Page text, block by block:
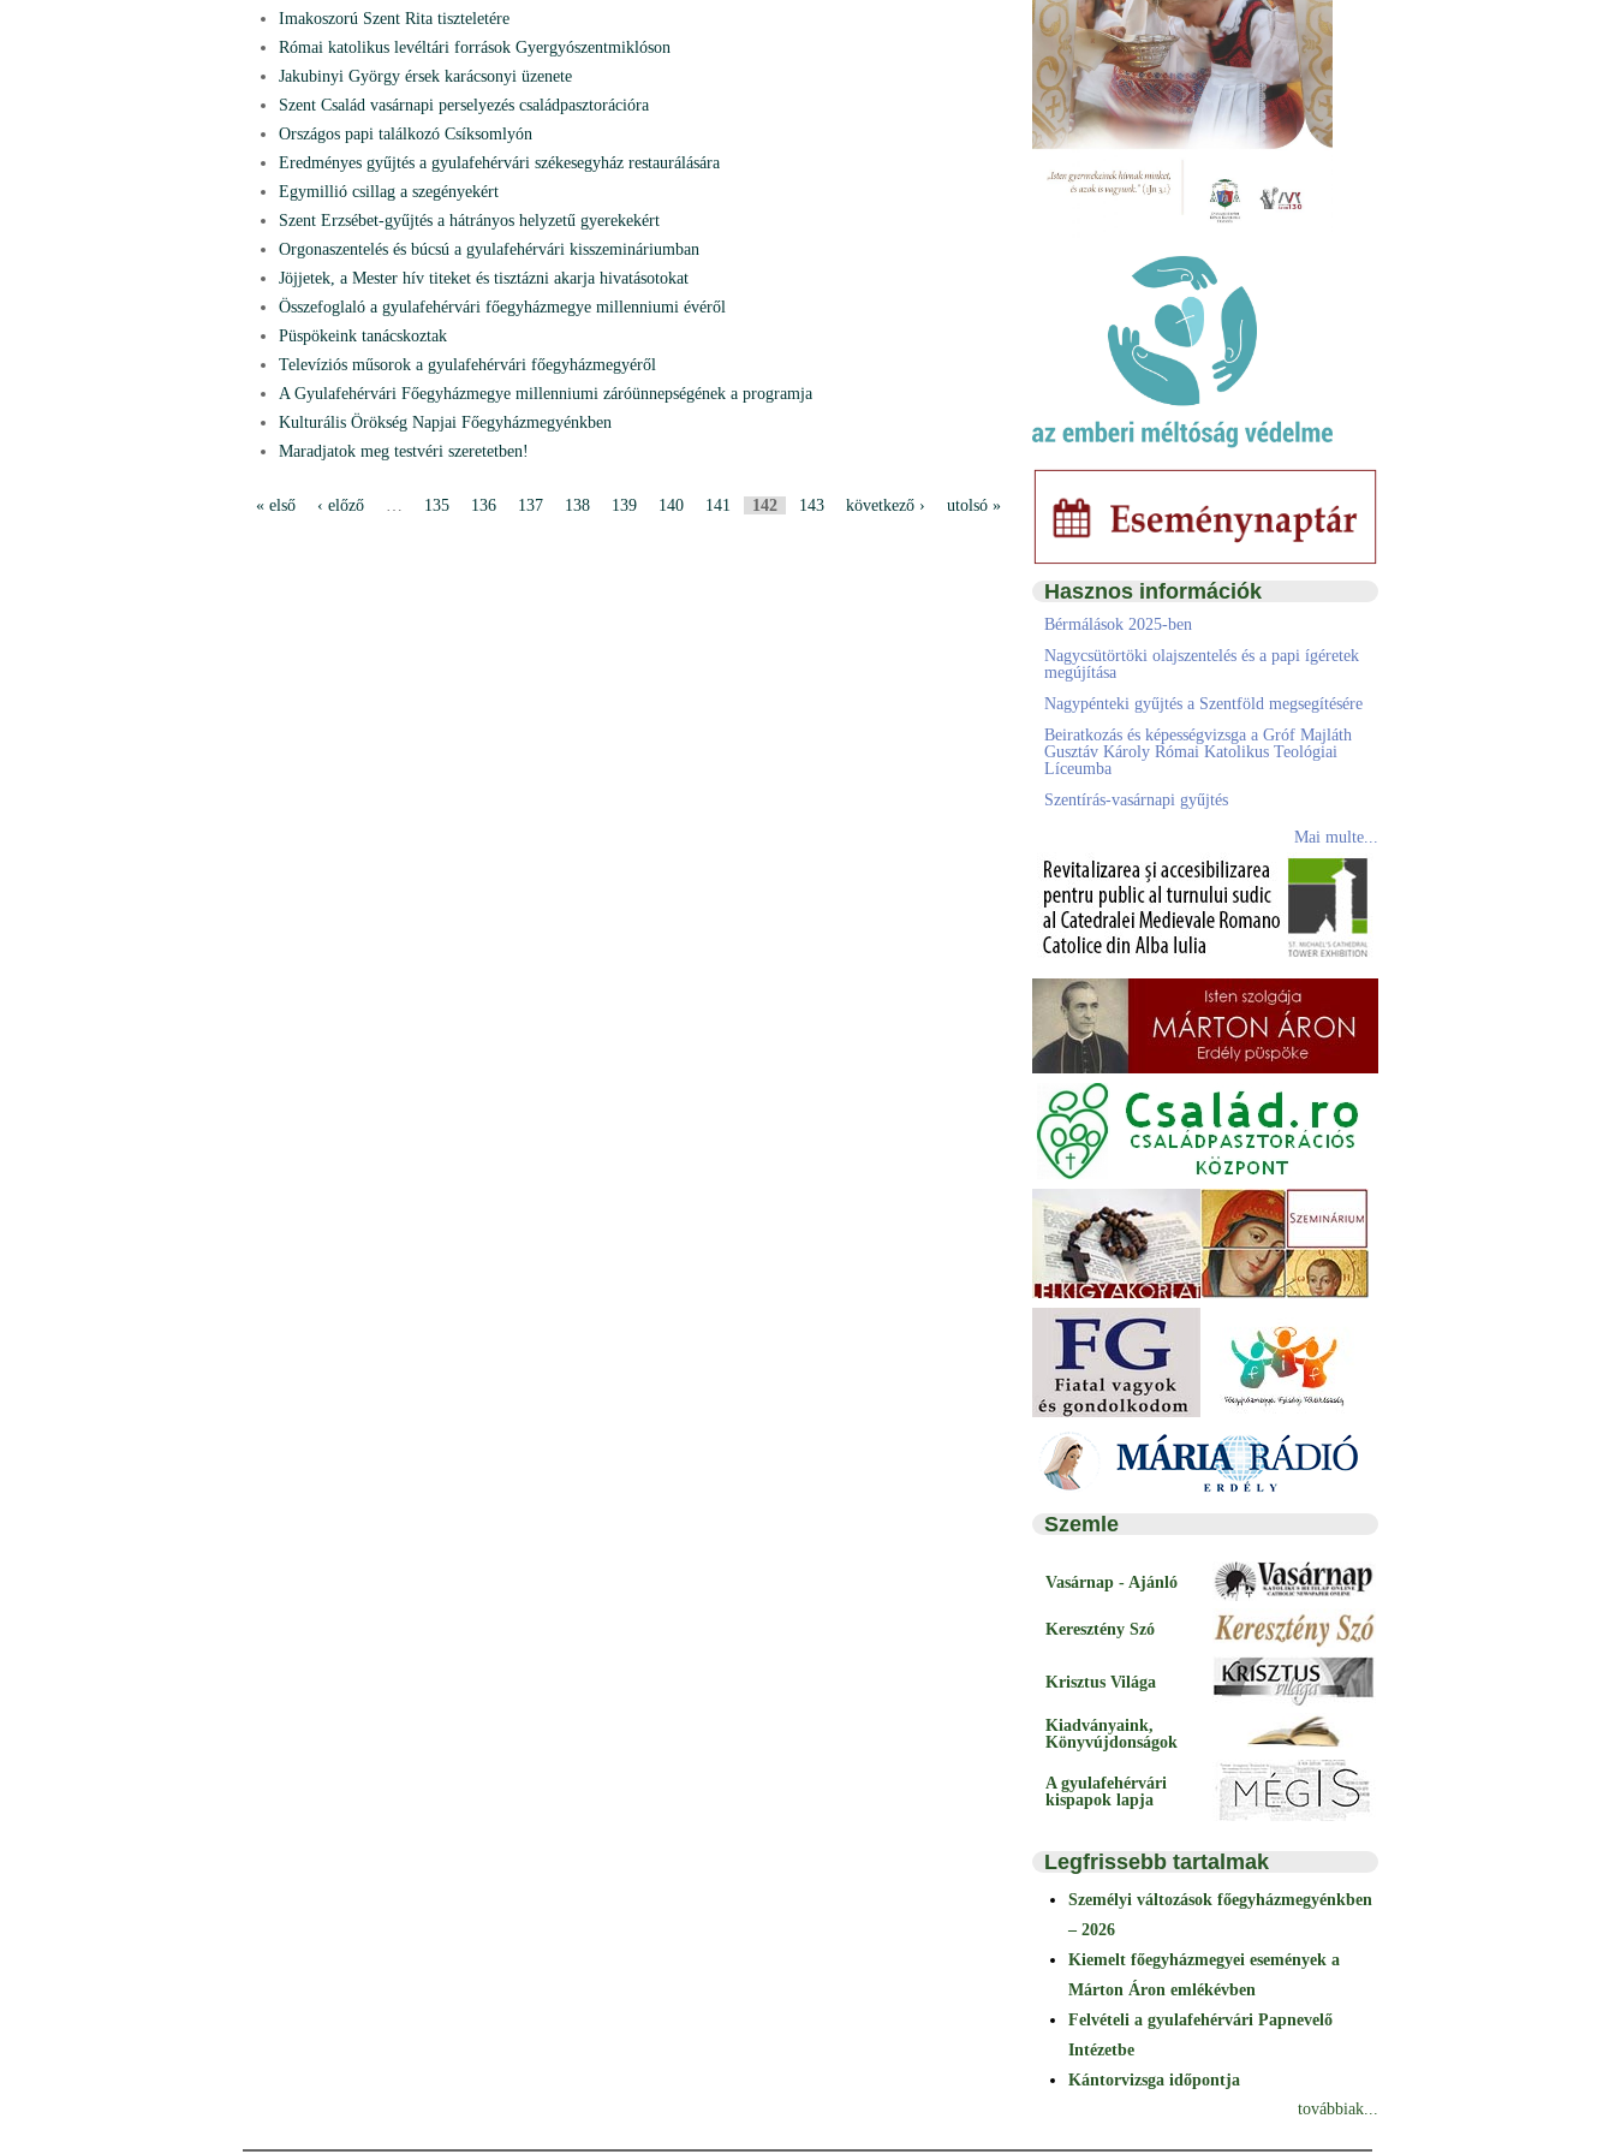
Imakoszorú Szent Rita tiszteletére
Római katolikus levéltári források Gyergyószentmiklóson
Jakubinyi György érsek karácsonyi üzenete
Szent Család vasárnapi perselyezés családpasztorációra
Országos papi találkozó Csíksomlyón
Eredményes gyűjtés a gyulafehérvári székesegyház restaurálására
Egymillió csillag a szegényekért
Szent Erzsébet-gyűjtés a hátrányos helyzetű gyerekekért
Orgonaszentelés és búcsú a gyulafehérvári kisszemináriumban
Jöjjetek, a Mester hív titeket és tisztázni akarja hivatásotokat
Összefoglaló a gyulafehérvári főegyházmegye millenniumi évéről
Püspökeink tanácskoztak
Televíziós műsorok a gyulafehérvári főegyházmegyéről
A Gyulafehérvári Főegyházmegye millenniumi záróünnepségének a programja
Kulturális Örökség Napjai Főegyházmegyénkben
Maradjatok meg testvéri szeretetben!
« első ‹ előző … 135 136 137 138 139 140 141 142 143 következő › utolsó »
Hasznos információk
Bérmálások 2025-ben
Nagycsütörtöki olajszentelés és a papi ígéretek
megújítása
Nagypénteki gyűjtés a Szentföld megsegítésére
Beiratkozás és képességvizsga a Gróf Majláth
Gusztáv Károly Római Katolikus Teológiai
Líceumba
Szentírás-vasárnapi gyűjtés
Mai multe...
Szemle
Vasárnap - Ajánló
Keresztény Szó
Krisztus Világa
Kiadványaink,
Könyvújdonságok
A gyulafehérvári
kispapok lapja
Legfrissebb tartalmak
Személyi változások főegyházmegyénkben
– 2026
Kiemelt főegyházmegyei események a
Márton Áron emlékévben
Felvételi a gyulafehérvári Papnevelő
Intézetbe
Kántorvizsga időpontja
továbbiak...